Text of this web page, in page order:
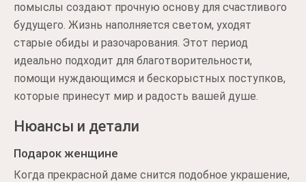
помыслы создают прочную основу для счастливого
будущего. Жизнь наполняется светом, уходят
старые обиды и разочарования. Этот период
идеально подходит для благотворительности,
помощи нуждающимся и бескорыстных поступков,
которые принесут мир и радость вашей душе.
Нюансы и детали
Подарок женщине
Когда прекрасной даме снится подобное украшение,